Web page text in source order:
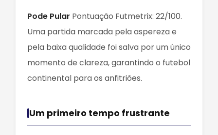
Pode Pular Pontuação Futmetrix: 22/100.
Uma partida marcada pela aspereza e
pela baixa qualidade foi salva por um único
momento de clareza, garantindo o futebol
continental para os anfitriões.
Um primeiro tempo frustrante